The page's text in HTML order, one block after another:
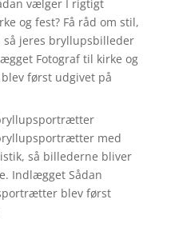
vælger I rigtigt
og fest? Få råd om stil,
jeres bryllupsbilleder
Fotograf til kirke og
først udgivet på
med
så billederne bliver
Indlægget Sådan
blev først